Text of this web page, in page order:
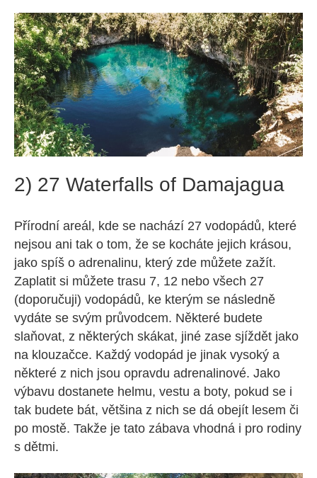
2) 27 Waterfalls of Damajagua
Přírodní areál, kde se nachází 27 vodopádů, které
nejsou ani tak o tom, že se kocháte jejich krásou,
jako spíš o adrenalinu, který zde můžete zažít.
Zaplatit si můžete trasu 7, 12 nebo všech 27
(doporučuji) vodopádů, ke kterým se následně
vydáte se svým průvodcem. Některé budete
slaňovat, z některých skákat, jiné zase sjíždět jako
na klouzačce. Každý vodopád je jinak vysoký a
některé z nich jsou opravdu adrenalinové. Jako
výbavu dostanete helmu, vestu a boty, pokud se i
tak budete bát, většina z nich se dá obejít lesem či
po mostě. Takže je tato zábava vhodná i pro rodiny
s dětmi.